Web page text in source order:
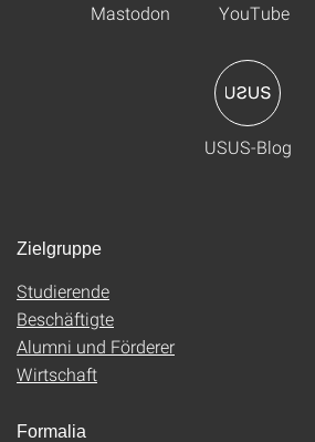
Mastodon YouTube
USUS-Blog
Zielgruppe
Studierende
Beschäftigte
Alumni und Förderer
Wirtschaft
Formalia